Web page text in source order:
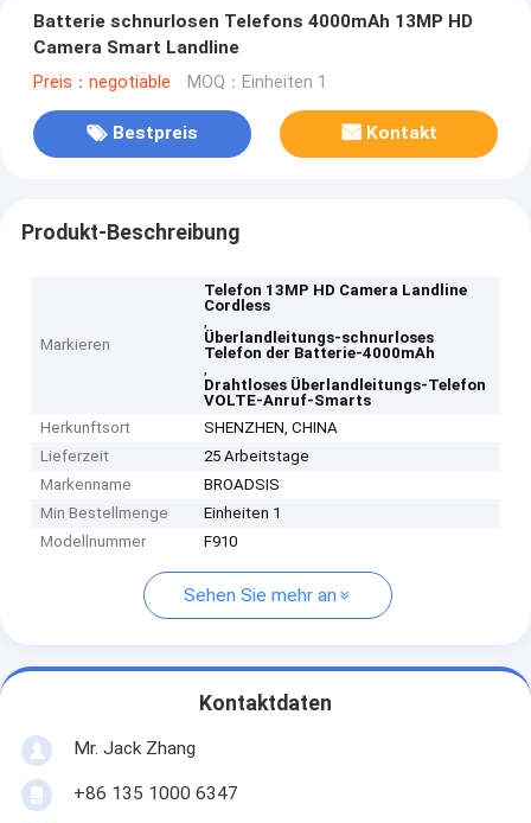
Batterie schnurlosen Telefons 4000mAh 13MP HD
Camera Smart Landline
Preis：negotiable MOQ：Einheiten 1
Bestpreis Kontakt
Produkt-Beschreibung
Markieren
Telefon 13MP HD Camera Landline
Cordless
,
Überlandleitungs-schnurloses
Telefon der Batterie-4000mAh
,
Drahtloses Überlandleitungs-Telefon
VOLTE-Anruf-Smarts
Herkunftsort
SHENZHEN, CHINA
Lieferzeit
25 Arbeitstage
Markenname
BROADSIS
Min Bestellmenge
Einheiten 1
Modellnummer
F910
Sehen Sie mehr an
Kontaktdaten
Mr. Jack Zhang
+86 135 1000 6347